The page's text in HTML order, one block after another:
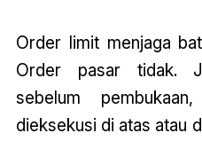
Order limit menjaga
Order pasar tidak.
sebelum
dieksekusi di atas atau